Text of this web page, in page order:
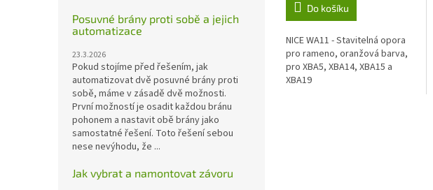
Posuvné brány proti sobě a jejich
automatizace
23.3.2026
Pokud stojíme před řešením, jak
automatizovat dvě posuvné brány proti
sobě, máme v zásadě dvě možnosti.
První možností je osadit každou bránu
pohonem a nastavit obě brány jako
samostatné řešení. Toto řešení sebou
nese nevýhodu, že ...
Jak vybrat a namontovat závoru
Do košíku
NICE WA11 - Stavitelná opora
pro rameno, oranžová barva,
pro XBA5, XBA14, XBA15 a
XBA19